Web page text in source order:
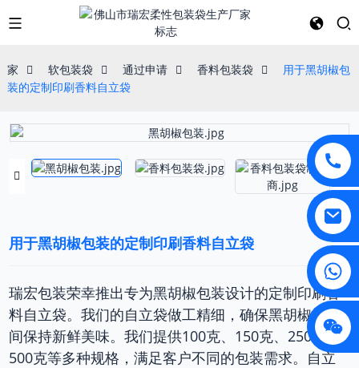
家 软包装袋 通过申请 香料包装袋
用于黑胡椒包
装的定制印刷香料自立袋
用于黑胡椒包装的定制印刷香料自立袋
瑞宏包装荣幸推出专为黑胡椒包装设计的定制印刷香
料自立袋。我们的自立袋做工精细，确保黑胡椒长时
间保持新鲜美味。我们提供100克、150克、250克和
500克等多种规格，满足客户不同的包装需求。自立